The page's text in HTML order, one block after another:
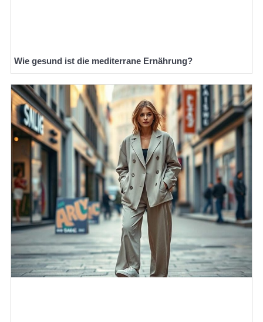
Wie gesund ist die mediterrane Ernährung?